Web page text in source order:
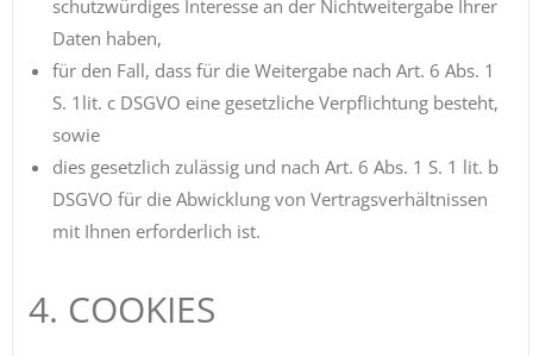
schutzwürdiges Interesse an der Nichtweitergabe Ihrer
Daten haben,
für den Fall, dass für die Weitergabe nach Art. 6 Abs. 1
S. 1lit. c DSGVO eine gesetzliche Verpflichtung besteht,
sowie
dies gesetzlich zulässig und nach Art. 6 Abs. 1 S. 1 lit. b
DSGVO für die Abwicklung von Vertragsverhältnissen
mit Ihnen erforderlich ist.
4. COOKIES